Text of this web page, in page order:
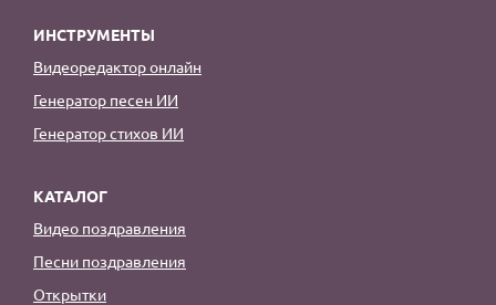
ИНСТРУМЕНТЫ
Видеоредактор онлайн
Генератор песен ИИ
Генератор стихов ИИ
КАТАЛОГ
Видео поздравления
Песни поздравления
Открытки